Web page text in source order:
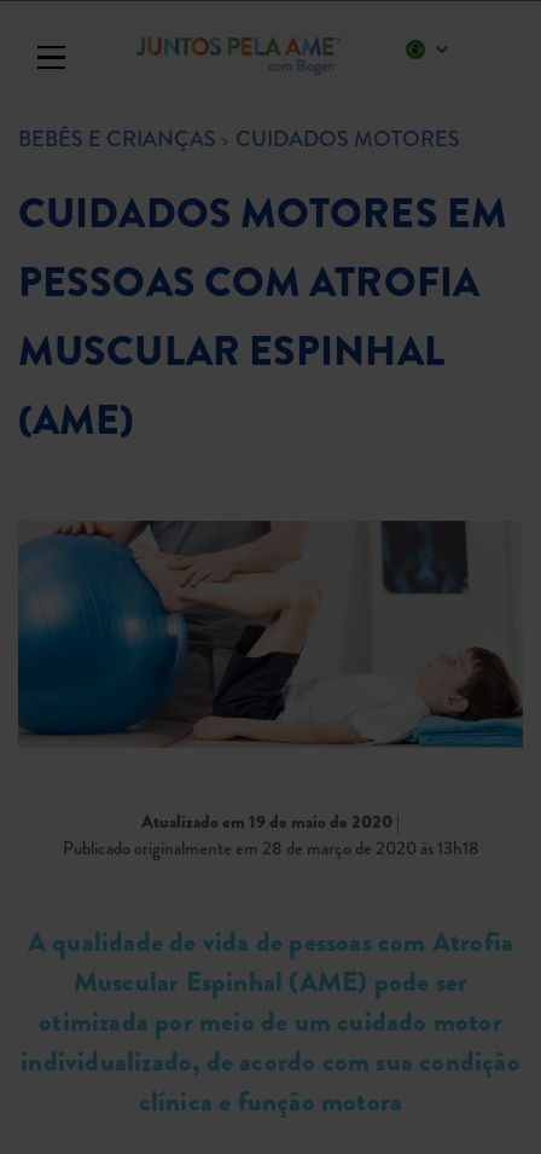
Toggle navigation
BEBÊS E CRIANÇAS CUIDADOS MOTORES
CUIDADOS MOTORES EM
PESSOAS COM ATROFIA
MUSCULAR ESPINHAL
(AME)
Atualizado em 19 de maio de 2020 |
Publicado originalmente em 28 de março de 2020 às 13h18
A qualidade de vida de pessoas com Atrofia
Muscular Espinhal (AME) pode ser
otimizada por meio de um cuidado motor
individualizado, de acordo com sua condição
clínica e função motora